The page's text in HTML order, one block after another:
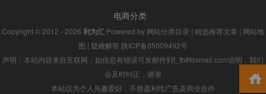
电商分类
Copyright © 2012 - 2026 利为汇 Powered by 网站分类目录 | 精选推荐文章 | 网站地
图 | 疑难解答 陕ICP备05009492号
声明：本站内容来自互联网，如信息有错误可发邮件到f_fb#foxmail.com说明，我们
会及时纠正，谢谢
本站仅为个人兴趣爱好，不接盈利性广告及商业合作